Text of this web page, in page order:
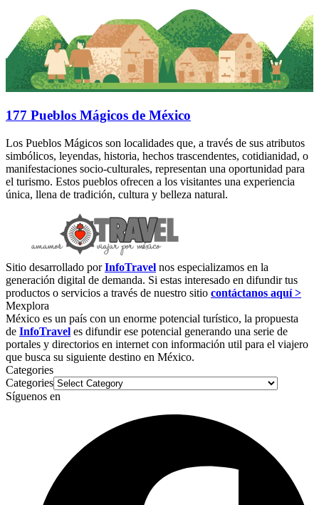
177 Pueblos Mágicos de México
Los Pueblos Mágicos son localidades que, a través de sus atributos
simbólicos, leyendas, historia, hechos trascendentes, cotidianidad, o
manifestaciones socio-culturales, representan una oportunidad para
el turismo. Estos pueblos ofrecen a los visitantes una experiencia
única, llena de tradición, cultura y belleza natural.
Sitio desarrollado porInfoTravel nos especializamos en la
generación digital de demanda. Si estas interesado en difundir tus
productos o servicios a través de nuestro sitio contáctanos aquí >
Mexplora
México es un país con un enorme potencial turístico, la propuesta
de InfoTravel es difundir ese potencial generando una serie de
portales y directorios en internet con información util para el viajero
que busca su siguiente destino en México.
Categories
Categories
Síguenos en